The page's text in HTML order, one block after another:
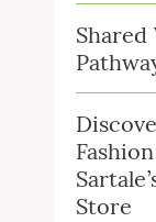
Shared
Store